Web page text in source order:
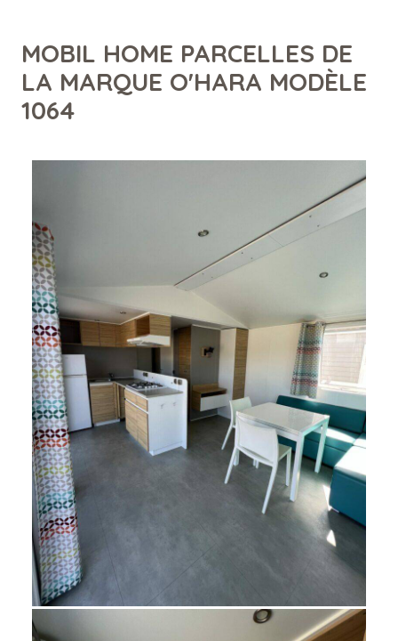
MOBIL HOME PARCELLES DE
LA MARQUE O'HARA MODÈLE
1064